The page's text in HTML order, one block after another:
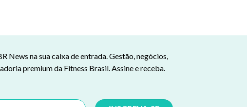
na sua caixa de entrada. Gestão, negócios,
premium da Fitness Brasil. Assine e receba.